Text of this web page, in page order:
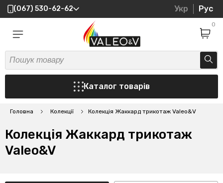
(067) 530-62-62 Укр Рус
0
Каталог товарів
Головна Колекції Колекція Жаккард трикотаж Valeo&V
Колекція Жаккард трикотаж
Valeo&V